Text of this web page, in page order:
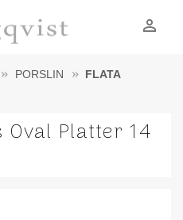
person_outline
PORSLIN
FLATA
Platter 14